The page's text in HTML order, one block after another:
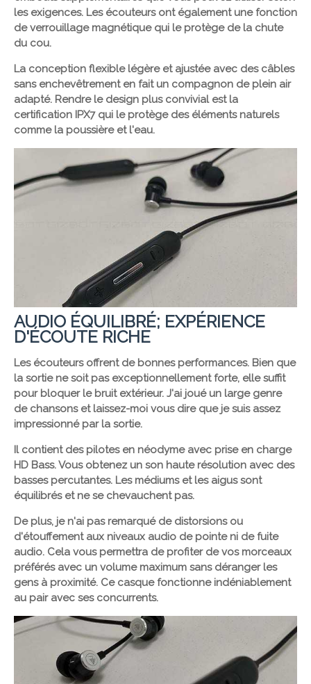
les exigences. Les écouteurs ont également une fonction
de verrouillage magnétique qui le protège de la chute
du cou.
La conception flexible légère et ajustée avec des câbles
sans enchevêtrement en fait un compagnon de plein air
adapté. Rendre le design plus convivial est la
certification IPX7 qui le protège des éléments naturels
comme la poussière et l'eau.
AUDIO ÉQUILIBRÉ; EXPÉRIENCE
D'ÉCOUTE RICHE
Les écouteurs offrent de bonnes performances. Bien que
la sortie ne soit pas exceptionnellement forte, elle suffit
pour bloquer le bruit extérieur. J'ai joué un large genre
de chansons et laissez-moi vous dire que je suis assez
impressionné par la sortie.
Il contient des pilotes en néodyme avec prise en charge
HD Bass. Vous obtenez un son haute résolution avec des
basses percutantes. Les médiums et les aigus sont
équilibrés et ne se chevauchent pas.
De plus, je n'ai pas remarqué de distorsions ou
d'étouffement aux niveaux audio de pointe ni de fuite
audio. Cela vous permettra de profiter de vos morceaux
préférés avec un volume maximum sans déranger les
gens à proximité. Ce casque fonctionne indéniablement
au pair avec ses concurrents.